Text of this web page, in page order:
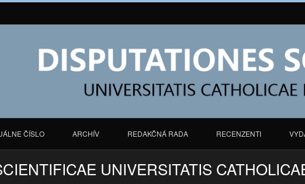
ČÍSLO ARCHÍV REDAKČNÁ RADA RECENZENTI
UNIVERSITATIS